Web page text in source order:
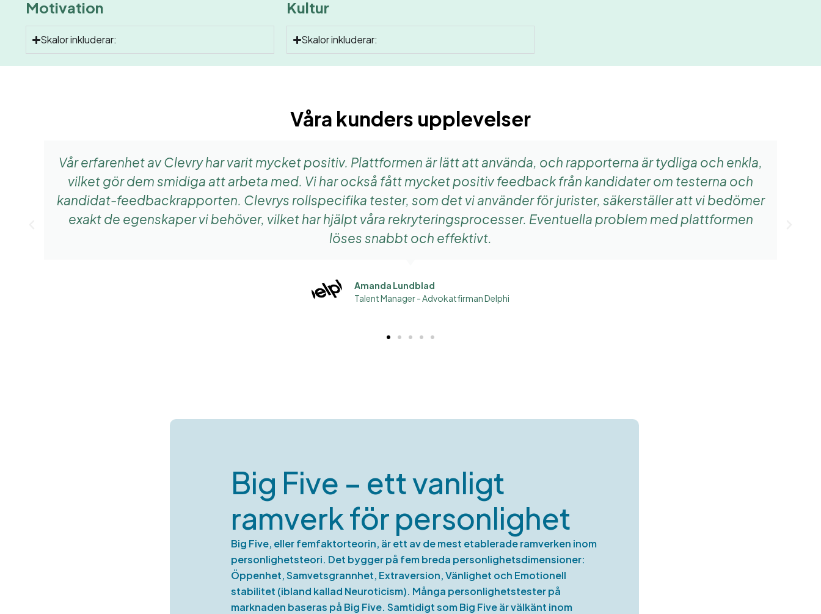
Motivation
Skalor inkluderar:
Kultur
Skalor inkluderar:
Våra kunders upplevelser​
Vår erfarenhet av Clevry har varit mycket positiv. Plattformen är lätt att använda, och rapporterna är tydliga och enkla,
vilket gör dem smidiga att arbeta med. Vi har också fått mycket positiv feedback från kandidater om testerna och
kandidat-feedbackrapporten. Clevrys rollspecifika tester, som det vi använder för jurister, säkerställer att vi bedömer
exakt de egenskaper vi behöver, vilket har hjälpt våra rekryteringsprocesser. Eventuella problem med plattformen
löses snabbt och effektivt.
Amanda Lundblad
Talent Manager - Advokatfirman Delphi
Big Five – ett vanligt
ramverk för personlighet
Big Five, eller femfaktorteorin, är ett av de mest etablerade ramverken inom
personlighetsteori. Det bygger på fem breda personlighetsdimensioner:
Öppenhet, Samvetsgrannhet, Extraversion, Vänlighet och Emotionell
stabilitet (ibland kallad Neuroticism). Många personlighetstester på
marknaden baseras på Big Five. Samtidigt som Big Five är välkänt inom